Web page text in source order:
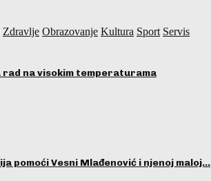
Zdravlje Obrazovanje Kultura Sport Servis
rad na visokim temperaturama
pomoći Vesni Mlađenović i njenoj maloj…